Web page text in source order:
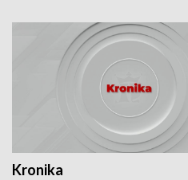
Kronika